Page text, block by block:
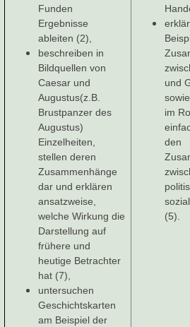
Funden
Ergebnisse
ableiten (2),
beschreiben in
Bildquellen von
Caesar und
Augustus(z.B.
Brustpanzer des
Augustus)
Einzelheiten,
stellen deren
Zusammenhänge
dar und erklären
ansatzweise,
welche Wirkung die
Darstellung auf
frühere und
heutige Betrachter
hat (7),
untersuchen
Geschichtskarten
am Beispiel der
und
im
den
(5).